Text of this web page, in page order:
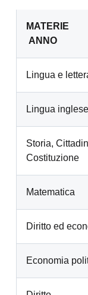
ANNO
Lingua e
Lingua inglese
Storia,
Costituzione
Matematica
Diritto ed
Economia